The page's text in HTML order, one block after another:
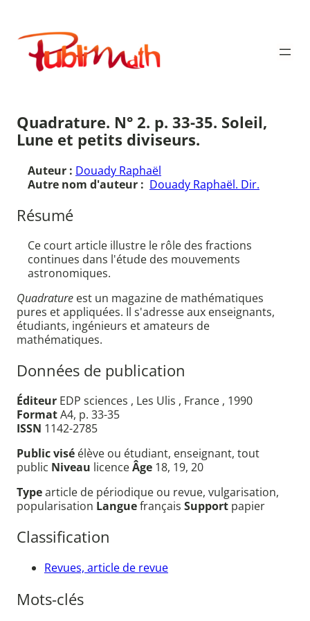
contenu
Publimath
Quadrature. N° 2. p. 33-35. Soleil,
Lune et petits diviseurs.
Auteur : Douady Raphaël
Autre nom d'auteur : Douady Raphaël. Dir.
Résumé
Ce court article illustre le rôle des fractions
continues dans l'étude des mouvements
astronomiques.
Quadrature est un magazine de mathématiques
pures et appliquées. Il s'adresse aux enseignants,
étudiants, ingénieurs et amateurs de
mathématiques.
Données de publication
Éditeur EDP sciences , Les Ulis , France , 1990
FormatA4, p. 33-35
ISSN 1142-2785
Public visé élève ou étudiant, enseignant, tout
public Niveau licenceÂge 18, 19, 20
Typearticle de périodique ou revue, vulgarisation,
popularisation Languefrançais Support papier
Classification
Revues, article de revue
Mots-clés